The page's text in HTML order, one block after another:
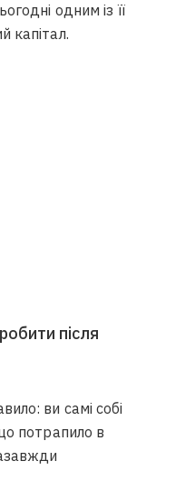
одним із її
капітал.
після
ви самі собі
потрапило в